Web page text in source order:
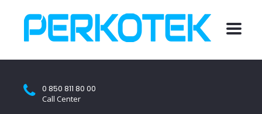
0 850 811 80 00
Call Center